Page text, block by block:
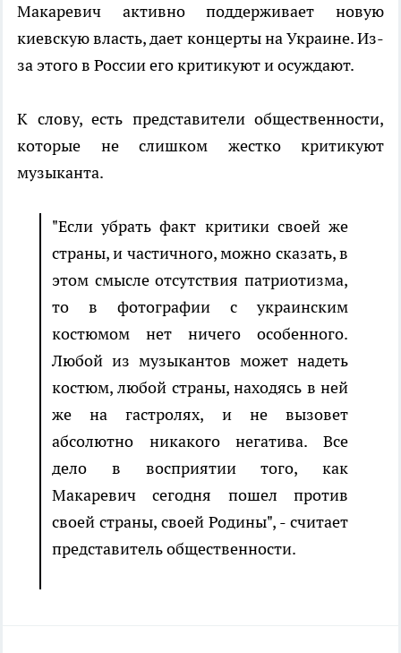
Макаревич активно поддерживает новую
киевскую власть, дает концерты на Украине. Из-
за этого в России его критикуют и осуждают.
К слову, есть представители общественности,
которые не слишком жестко критикуют
музыканта.
"Если убрать факт критики своей же
страны, и частичного, можно сказать, в
этом смысле отсутствия патриотизма,
то в фотографии с украинским
костюмом нет ничего особенного.
Любой из музыкантов может надеть
костюм, любой страны, находясь в ней
же на гастролях, и не вызовет
абсолютно никакого негатива. Все
дело в восприятии того, как
Макаревич сегодня пошел против
своей страны, своей Родины", - считает
представитель общественности.